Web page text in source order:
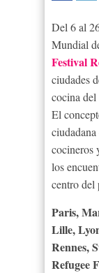
Del 6 al
Mundial
Festival
ciudades
cocina
El
cocineros
los
centro del
Paris,
Lille,
Rennes,
Refugee